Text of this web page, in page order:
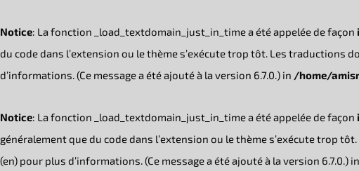
Notice: La fonction _load_textdomain_just_in_time a été appelée de façon
du code dans l’extension ou le thème s’exécute trop tôt. Les traductions
d’informations. (Ce message a été ajouté à la version 6.7.0.) in /home/
Notice: La fonction _load_textdomain_just_in_time a été appelée de façon
généralement que du code dans l’extension ou le thème s’exécute trop
(en) pour plus d’informations. (Ce message a été ajouté à la version 6.7.0.) in